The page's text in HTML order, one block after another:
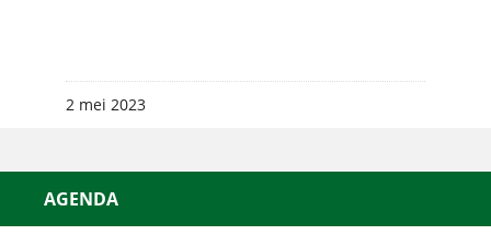
2 mei 2023
AGENDA